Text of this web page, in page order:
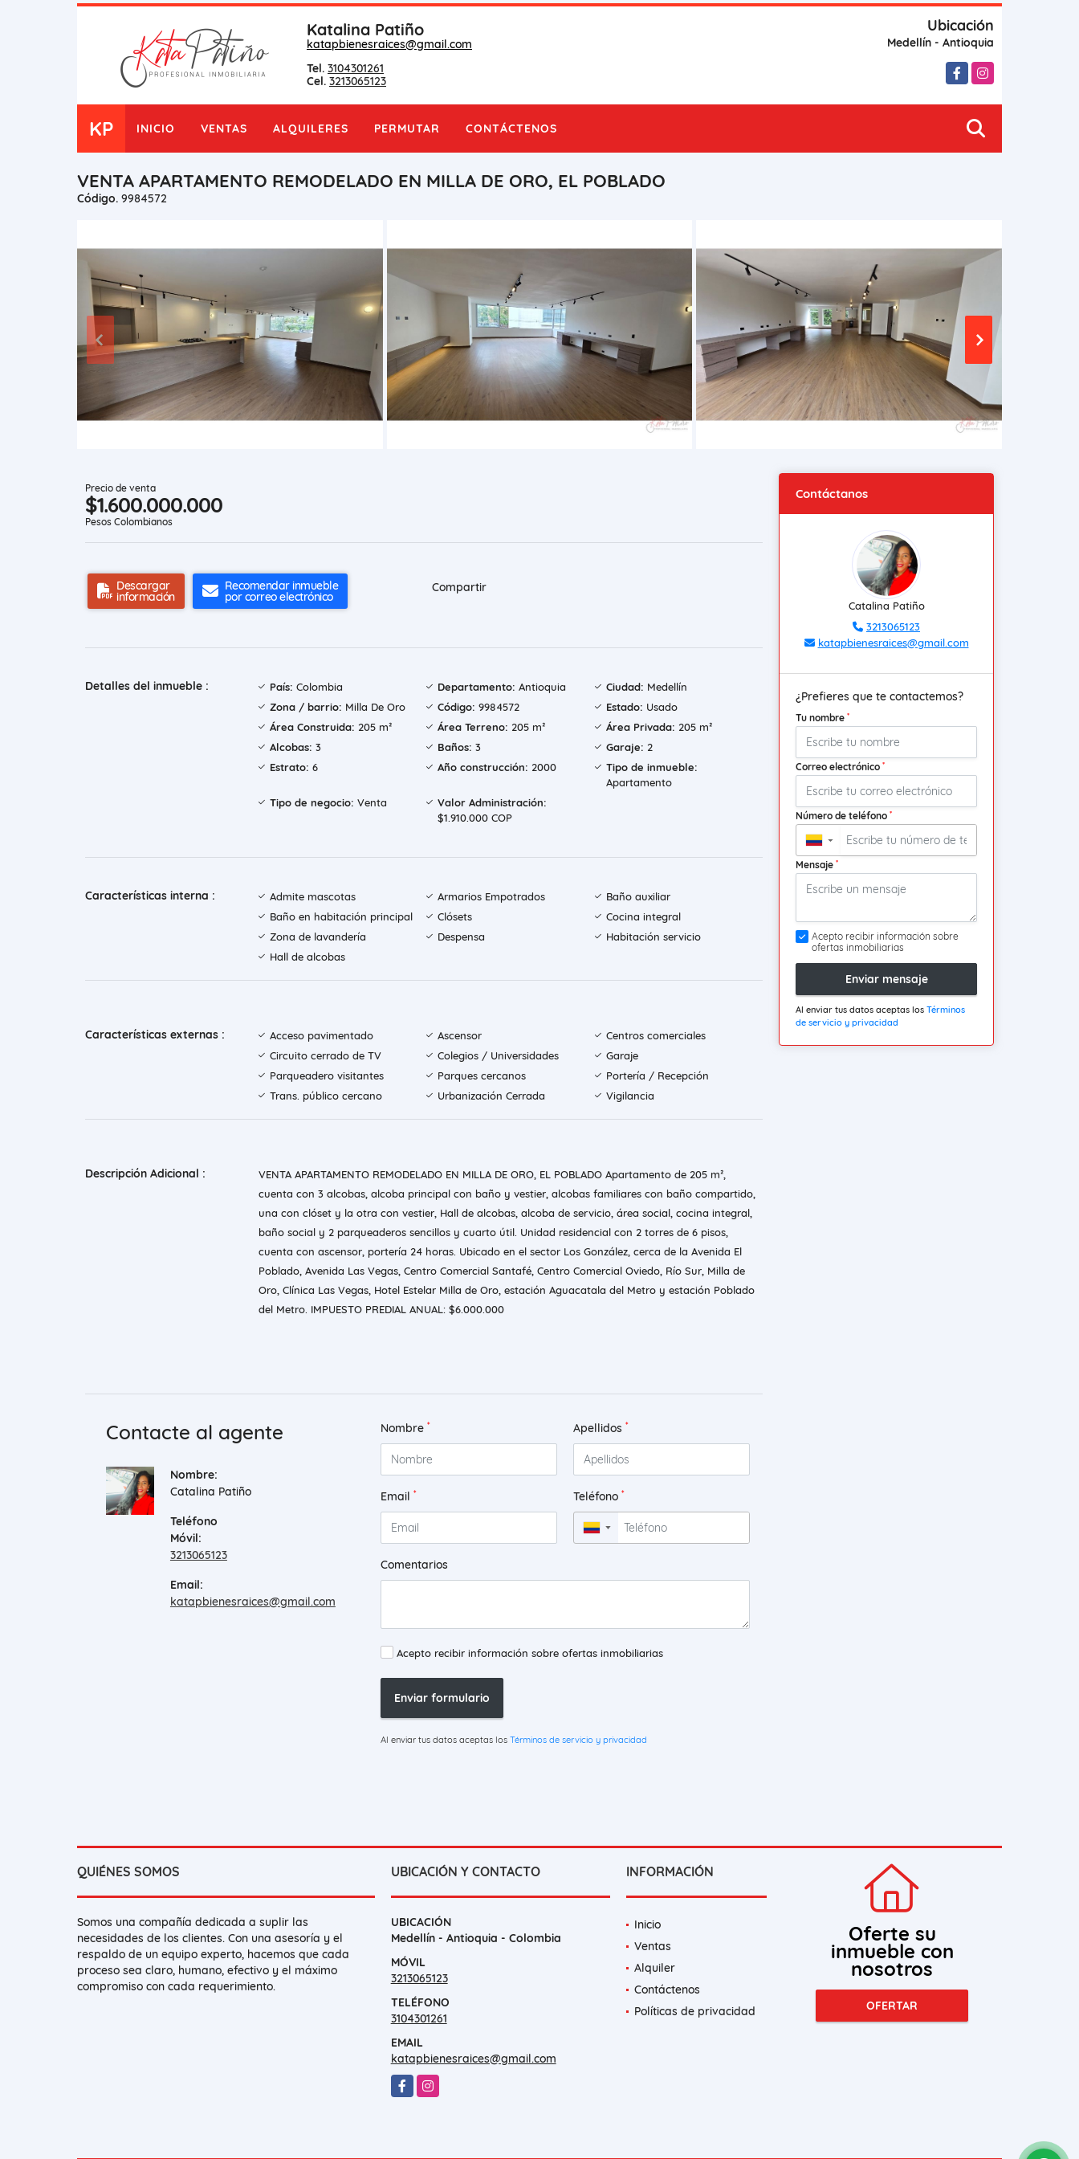
Katalina Patiño
katapbienesraices@gmail.com
Tel. 3104301261
Cel. 3213065123
Ubicación
Medellín - Antioquia
FacebookInstagram
KP INICIO VENTAS ALQUILERES PERMUTAR CONTÁCTENOS
VENTA APARTAMENTO REMODELADO EN MILLA DE ORO, EL POBLADO
Código. 9984572
Precio de venta
$1.600.000.000
Pesos Colombianos
Descargar
información
Recomendar inmueble
por correo electrónico
Compartir
Detalles del inmueble : País: Colombia Departamento: Antioquia Ciudad: Medellín
Zona / barrio: Milla De Oro Código: 9984572 Estado: Usado
Área Construida: 205 m² Área Terreno: 205 m² Área Privada: 205 m²
Alcobas: 3 Baños: 3 Garaje: 2
Estrato: 6 Año construcción: 2000
Tipo de inmueble:
Apartamento
Tipo de negocio: Venta
Valor Administración:
$1.910.000 COP
Características interna : Admite mascotas Armarios Empotrados
Baño auxiliar
Baño en habitación principal
Clósets
Cocina integral
Zona de lavandería
Despensa
Habitación servicio
Hall de alcobas
Características externas : Acceso pavimentado Ascensor
Centros comerciales
Circuito cerrado de TV
Colegios / Universidades
Garaje
Parqueadero visitantes
Parques cercanos
Portería / Recepción
Trans. público cercano
Urbanización Cerrada Vigilancia
Descripción Adicional :
VENTA APARTAMENTO REMODELADO EN MILLA DE ORO, EL POBLADO Apartamento de 205 m²,
cuenta con 3 alcobas, alcoba principal con baño y vestier, alcobas familiares con baño compartido,
una con clóset y la otra con vestier, Hall de alcobas, alcoba de servicio, área social, cocina integral,
baño social y 2 parqueaderos sencillos y cuarto útil. Unidad residencial con 2 torres de 6 pisos,
cuenta con ascensor, portería 24 horas. Ubicado en el sector Los González, cerca de la Avenida El
Poblado, Avenida Las Vegas, Centro Comercial Santafé, Centro Comercial Oviedo, Río Sur, Milla de
Oro, Clínica Las Vegas, Hotel Estelar Milla de Oro, estación Aguacatala del Metro y estación Poblado
del Metro. IMPUESTO PREDIAL ANUAL: $6.000.000
Contacte al agente
Nombre:
Catalina Patiño
Teléfono
Móvil:
3213065123
Email:
katapbienesraices@gmail.com
Nombre * Apellidos *
Email * Teléfono *
▼
Comentarios
Acepto recibir información sobre ofertas inmobiliarias
Enviar formulario
Al enviar tus datos aceptas los Términos de servicio y privacidad
Contáctanos
Catalina Patiño
3213065123
katapbienesraices@gmail.com
¿Prefieres que te contactemos?
Tu nombre *
Correo electrónico *
Número de teléfono *
▼
Mensaje *
Acepto recibir información sobre
ofertas inmobiliarias
Enviar mensaje
Al enviar tus datos aceptas los Términos
de servicio y privacidad
QUIÉNES SOMOS
Somos una compañía dedicada a suplir las
necesidades de los clientes. Con una asesoría y el
respaldo de un equipo experto, hacemos que cada
proceso sea claro, humano, efectivo y el máximo
compromiso con cada requerimiento.
UBICACIÓN Y CONTACTO
UBICACIÓN
Medellín - Antioquia - Colombia
MÓVIL
3213065123
TELÉFONO
3104301261
EMAIL
katapbienesraices@gmail.com
FacebookInstagram
INFORMACIÓN
Inicio
Ventas
Alquiler
Contáctenos
Políticas de privacidad
Oferte su
inmueble con
nosotros
OFERTAR